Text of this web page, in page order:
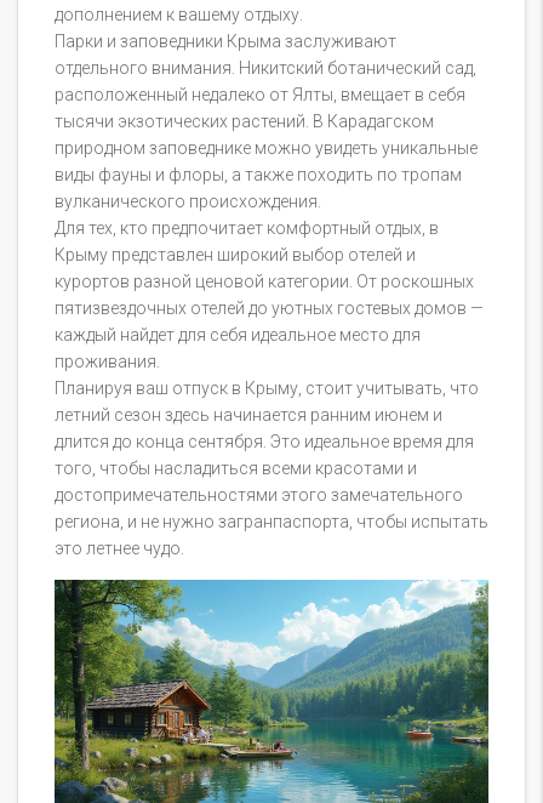
дополнением к вашему отдыху.
Парки и заповедники Крыма заслуживают
отдельного внимания. Никитский ботанический сад,
расположенный недалеко от Ялты, вмещает в себя
тысячи экзотических растений. В Карадагском
природном заповеднике можно увидеть уникальные
виды фауны и флоры, а также походить по тропам
вулканического происхождения.
Для тех, кто предпочитает комфортный отдых, в
Крыму представлен широкий выбор отелей и
курортов разной ценовой категории. От роскошных
пятизвездочных отелей до уютных гостевых домов —
каждый найдет для себя идеальное место для
проживания.
Планируя ваш отпуск в Крыму, стоит учитывать, что
летний сезон здесь начинается ранним июнем и
длится до конца сентября. Это идеальное время для
того, чтобы насладиться всеми красотами и
достопримечательностями этого замечательного
региона, и не нужно загранпаспорта, чтобы испытать
это летнее чудо.